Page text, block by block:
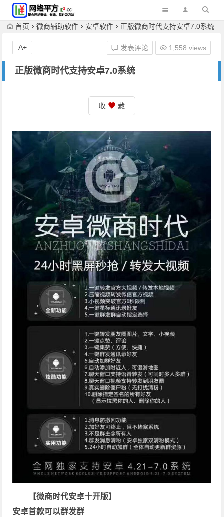
首页 微商辅助软件 安卓软件 正版微商时代支持安卓7.0系统
正版微商时代支持安卓7.0系统
发表评论 1,558 views
A+
收 藏
【微商时代安卓十开版】
安卓首款可以群发群